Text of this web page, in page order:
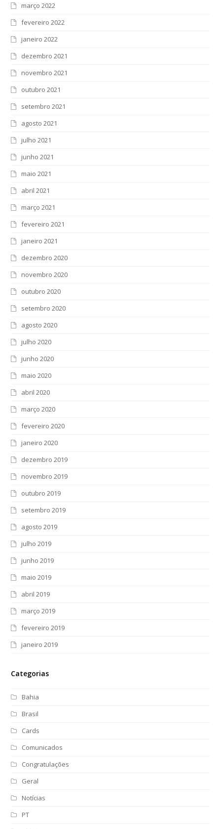
março 2022
fevereiro 2022
janeiro 2022
dezembro 2021
novembro 2021
outubro 2021
setembro 2021
agosto 2021
julho 2021
junho 2021
maio 2021
abril 2021
março 2021
fevereiro 2021
janeiro 2021
dezembro 2020
novembro 2020
outubro 2020
setembro 2020
agosto 2020
julho 2020
junho 2020
maio 2020
abril 2020
março 2020
fevereiro 2020
janeiro 2020
dezembro 2019
novembro 2019
outubro 2019
setembro 2019
agosto 2019
julho 2019
junho 2019
maio 2019
abril 2019
março 2019
fevereiro 2019
janeiro 2019
Categorias
Bahia
Brasil
Cards
Comunicados
Congratulações
Geral
Notícias
PT